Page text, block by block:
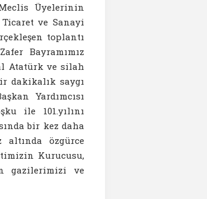
Üyelerinin
ve Sanayi
toplantı
Bayramımız
Atatürk ve silah
dakikalık saygı
Yardımcısı
ile 101.yılını
bir kez daha
altında özgürce
Kurucusu,
gazilerimizi ve